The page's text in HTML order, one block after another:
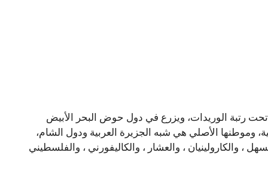
تحت رتبة الوريدات، ويزرع في دول حوض البحر الأبيض
وموطنها الأصلي هي شبه الجزيرة العربية ودول الشام،
والكارولينيان ، والعشار ، والكاليفورني ، والفلسطيني